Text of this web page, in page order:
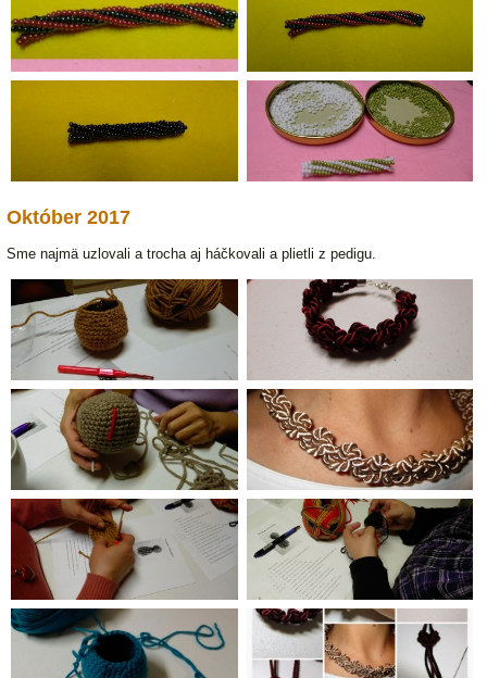
Október 2017
Sme najmä uzlovali a trocha aj háčkovali a plietli z pedigu.